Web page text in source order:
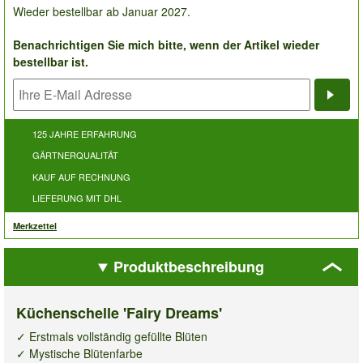
Wieder bestellbar ab Januar 2027.
Benachrichtigen Sie mich bitte, wenn der Artikel wieder
bestellbar ist.
125 JAHRE ERFAHRUNG
GÄRTNERQUALITÄT
KAUF AUF RECHNUNG
LIEFERUNG MIT DHL
Merkzettel
Produktbeschreibung
Küchenschelle 'Fairy Dreams'
✓ Erstmals vollständig gefüllte Blüten
✓ Mystische Blütenfarbe